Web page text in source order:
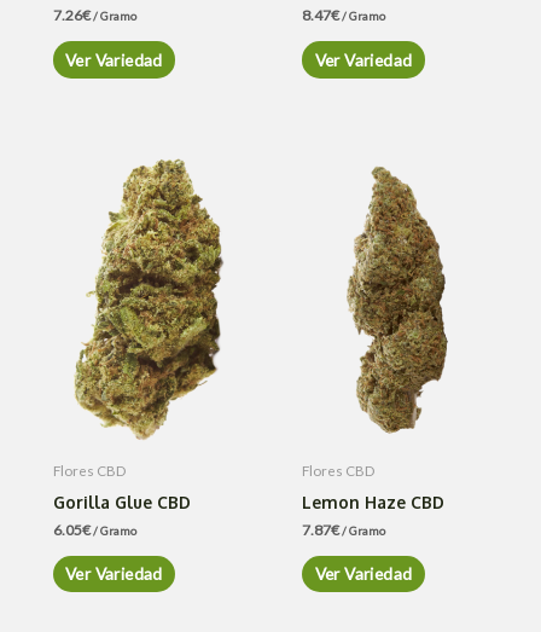
7.26€/ Gramo
Ver Variedad
8.47€/ Gramo
Ver Variedad
Flores CBD
Gorilla Glue CBD
6.05€/ Gramo
Ver Variedad
Flores CBD
Lemon Haze CBD
7.87€/ Gramo
Ver Variedad